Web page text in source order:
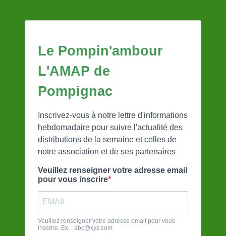
Le Pompin'ambour
L'AMAP de
Pompignac
Inscrivez-vous à notre lettre d'informations
hebdomadaire pour suivre l'actualité des
distributions de la semaine et celles de
notre association et de ses partenaires
Veuillez renseigner votre adresse email
pour vous inscrire
Veuillez renseigner votre adresse email pour vous
inscrire. Ex. : abc@xyz.com